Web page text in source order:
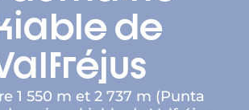
de
1 550 m et 2 737 m (Punta